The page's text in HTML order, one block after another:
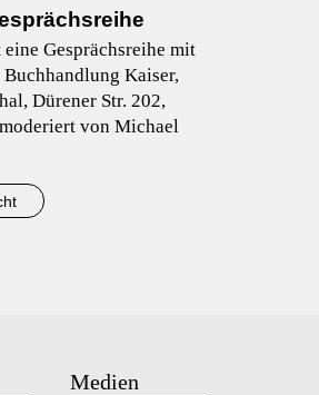
Gesprächsreihe mit
Kaiser,
Dürener Str. 202,
von Michael
Medien